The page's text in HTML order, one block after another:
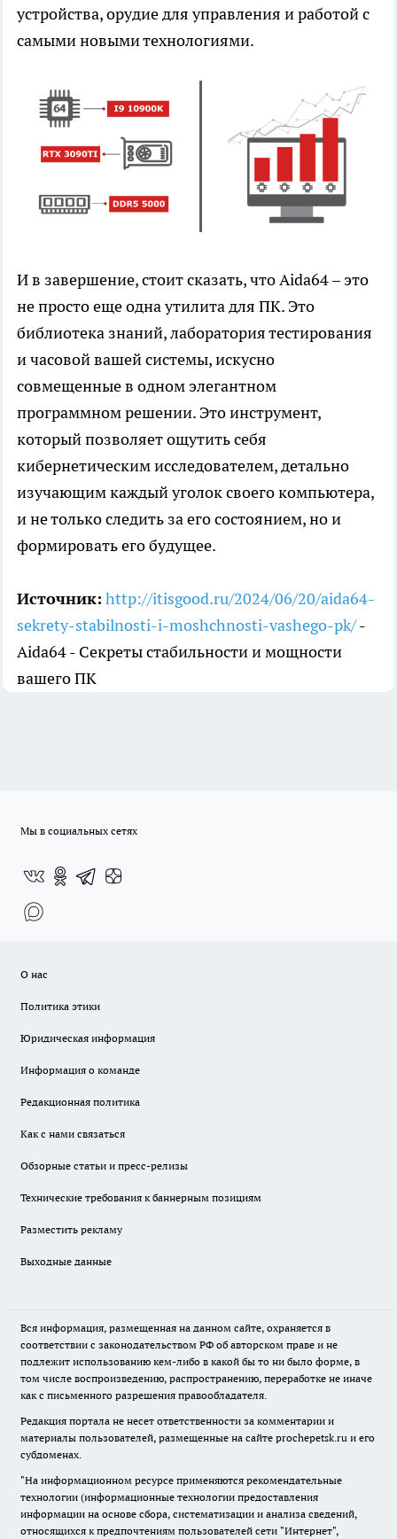
устройства, орудие для управления и работой с
самыми новыми технологиями.
И в завершение, стоит сказать, что Aida64 – это
не просто еще одна утилита для ПК. Это
библиотека знаний, лаборатория тестирования
и часовой вашей системы, искусно
совмещенные в одном элегантном
программном решении. Это инструмент,
который позволяет ощутить себя
кибернетическим исследователем, детально
изучающим каждый уголок своего компьютера,
и не только следить за его состоянием, но и
формировать его будущее.
Источник: http://itisgood.ru/2024/06/20/aida64-
sekrety-stabilnosti-i-moshchnosti-vashego-pk/-
Aida64 - Секреты стабильности и мощности
вашего ПК
Мы в социальных сетях
О нас
Политика этики
Юридическая информация
Информация о команде
Редакционная политика
Как с нами связаться
Обзорные статьи и пресс-релизы
Технические требования к баннерным позициям
Разместить рекламу
Выходные данные
Вся информация, размещенная на данном сайте, охраняется в
соответствии с законодательством РФ об авторском праве и не
подлежит использованию кем-либо в какой бы то ни было форме, в
том числе воспроизведению, распространению, переработке не иначе
как с письменного разрешения правообладателя.
Редакция портала не несет ответственности за комментарии и
материалы пользователей, размещенные на сайте prochepetsk.ru и его
субдоменах.
"На информационном ресурсе применяются рекомендательные
технологии (информационные технологии предоставления
информации на основе сбора, систематизации и анализа сведений,
относящихся к предпочтениям пользователей сети "Интернет",